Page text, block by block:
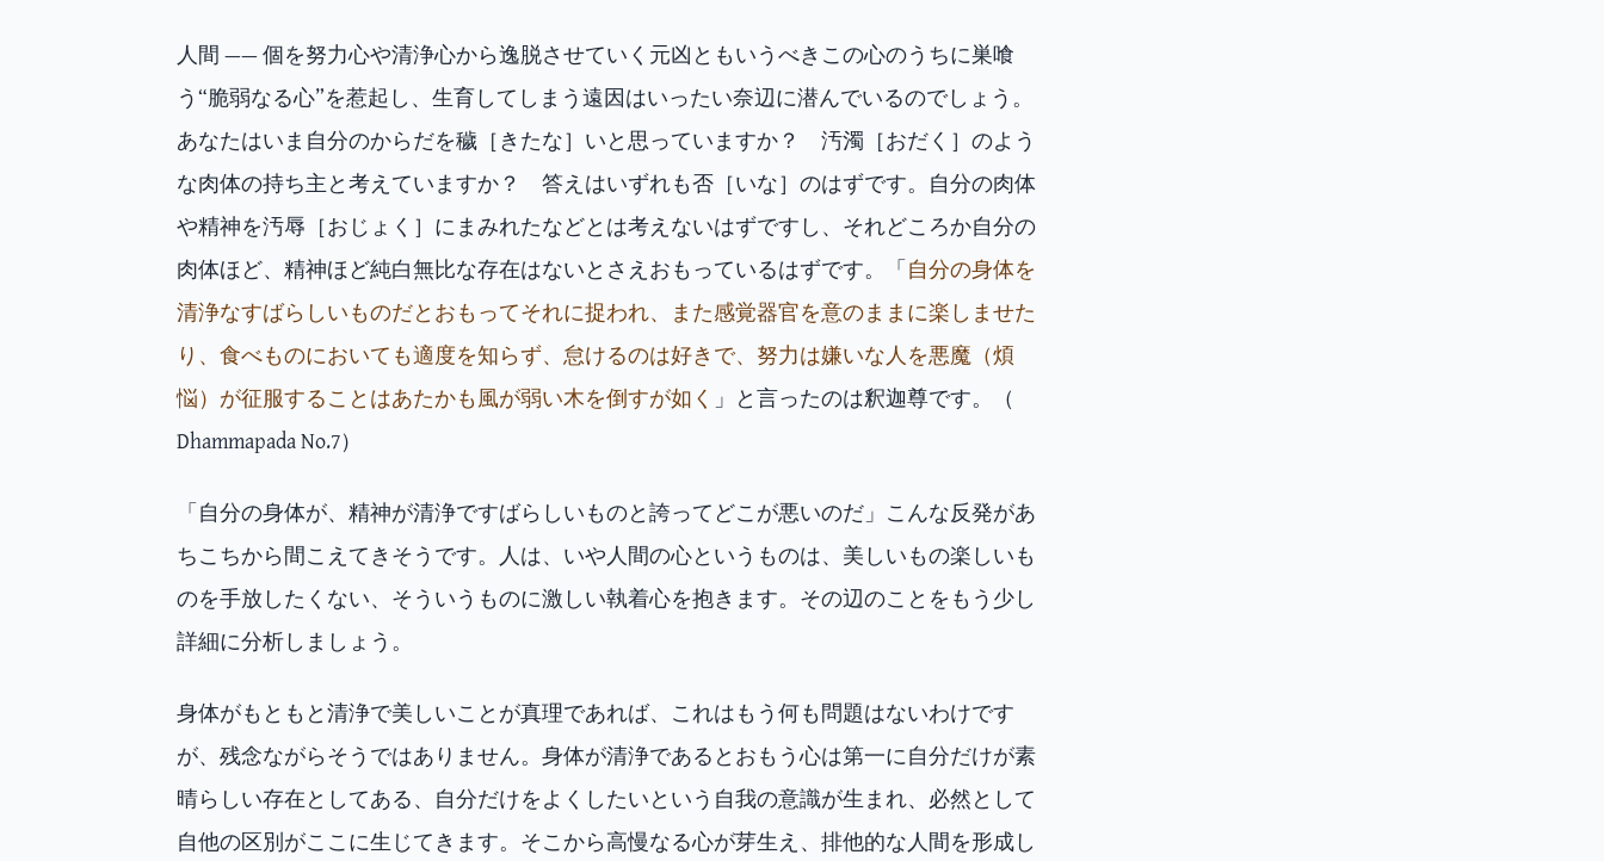
人間 —— 個を努力心や清浄心から逸脱させていく元凶ともいうべきこの心のうちに巣喰
う“脆弱なる心”を惹起し、生育してしまう遠因はいったい奈辺に潜んでいるのでしょう。
あなたはいま自分のからだを穢［きたな］いと思っていますか？ 汚濁［おだく］のよう
な肉体の持ち主と考えていますか？ 答えはいずれも否［いな］のはずです。自分の肉体
や精神を汚辱［おじょく］にまみれたなどとは考えないはずですし、それどころか自分の
肉体ほど、精神ほど純白無比な存在はないとさえおもっているはずです。「自分の身体を
清浄なすばらしいものだとおもってそれに捉われ、また感覚器官を意のままに楽しませた
り、食べものにおいても適度を知らず、怠けるのは好きで、努力は嫌いな人を悪魔（煩
悩）が征服することはあたかも風が弱い木を倒すが如く 」と言ったのは釈迦尊です。（
Dhammapada No.7）
「自分の身体が、精神が清浄ですばらしいものと誇ってどこが悪いのだ」こんな反発があ
ちこちから間こえてきそうです。人は、いや人間の心というものは、美しいもの楽しいも
のを手放したくない、そういうものに激しい執着心を抱きます。その辺のことをもう少し
詳細に分析しましょう。
身体がもともと清浄で美しいことが真理であれば、これはもう何も問題はないわけです
が、残念ながらそうではありません。身体が清浄であるとおもう心は第一に自分だけが素
晴らしい存在としてある、自分だけをよくしたいという自我の意識が生まれ、必然として
自他の区別がここに生じてきます。そこから高慢なる心が芽生え、排他的な人間を形成し